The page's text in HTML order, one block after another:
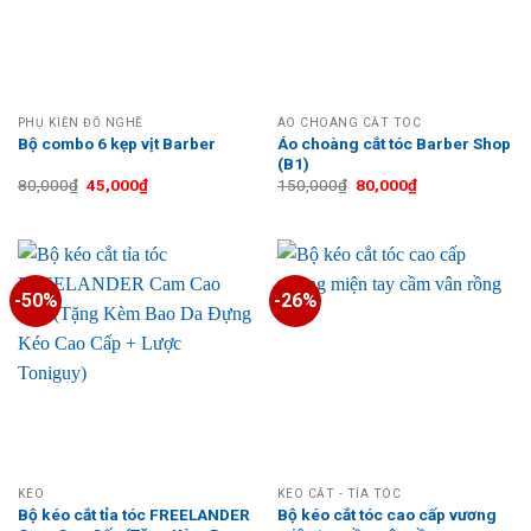
PHỤ KIỆN ĐỒ NGHỀ
Bộ combo 6 kẹp vịt Barber
80,000₫ Giá
gốc
45,000₫Giá
hiện
45,000₫.
ÁO CHOÀNG CẮT TÓC
Áo choàng cắt tóc Barber Shop
(B1)
150,000₫ Giá
gốc
80,000₫Giá
hiện
80,000₫.
-50%
KÉO
Bộ kéo cắt tỉa tóc FREELANDER
-26%
KÉO CẮT - TỈA TÓC
Bộ kéo cắt tóc cao cấp vương